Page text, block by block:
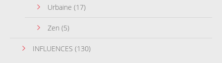
Urbaine (17)
Zen (5)
INFLUENCES (130)